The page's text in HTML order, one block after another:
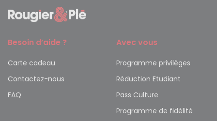
Besoin d’aide ?
Carte cadeau
Contactez-nous
FAQ
Avec vous
Programme privilèges
Réduction Etudiant
Pass Culture
Programme de fidélité